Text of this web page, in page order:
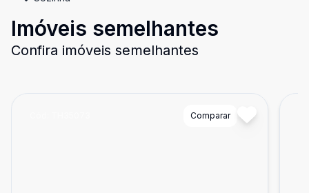
Imóveis semelhantes
Confira imóveis semelhantes
Comparar